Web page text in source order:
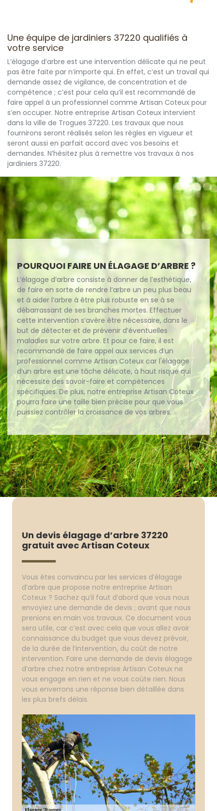
Une équipe de jardiniers 37220 qualifiés à
votre service
L’élagage d’arbre est une intervention délicate qui ne peut
pas être faite par n’importe qui. En effet, c’est un travail qui
demande assez de vigilance, de concentration et de
compétence ; c’est pour cela qu’il est recommandé de
faire appel à un professionnel comme Artisan Coteux pour
s’en occuper. Notre entreprise Artisan Coteux intervient
dans la ville de Trogues 37220. Les travaux que nous
fournirons seront réalisés selon les règles en vigueur et
seront aussi en parfait accord avec vos besoins et
demandes. N’hésitez plus à remettre vos travaux à nos
jardiniers 37220.
POURQUOI FAIRE UN ÉLAGAGE D’ARBRE ?
L’élagage d’arbre consiste à donner de l’esthétique,
de faire en sorte de rendre l’arbre un peu plus beau
et à aider l’arbre à être plus robuste en se à se
débarrassant de ses branches mortes. Effectuer
cette intervention s’avère être nécessaire, dans le
but de détecter et de prévenir d’éventuelles
maladies sur votre arbre. Et pour ce faire, il est
recommandé de faire appel aux services d’un
professionnel comme Artisan Coteux car l'élagage
d’un arbre est une tâche délicate, à haut risque qui
nécessite des savoir-faire et compétences
spécifiques. De plus, notre entreprise Artisan Coteux
pourra faire une taille bien précise pour que vous
puissiez contrôler la croissance de vos arbres.
Un devis élagage d’arbre 37220
gratuit avec Artisan Coteux
Vous êtes convaincu par les services d’élagage
d’arbre que propose notre entreprise Artisan
Coteux ? Sachez qu’il faut d’abord que vous nous
envoyiez une demande de devis ; avant que nous
prenions en main vos travaux. Ce document vous
sera utile, car c’est avec cela que vous allez avoir
connaissance du budget que vous devez prévoir,
de la durée de l’intervention, du coût de notre
intervention. Faire une demande de devis élagage
d’arbre chez notre entreprise Artisan Coteux ne
vous engage en rien et ne vous coûte rien. Nous
vous enverrons une réponse bien détaillée dans
les plus brefs délais.